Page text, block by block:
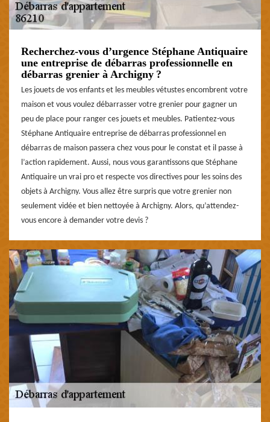
Recherchez-vous d’urgence Stéphane Antiquaire
une entreprise de débarras professionnelle en
débarras grenier à Archigny ?
Les jouets de vos enfants et les meubles vétustes encombrent votre
maison et vous voulez débarrasser votre grenier pour gagner un
peu de place pour ranger ces jouets et meubles. Patientez-vous
Stéphane Antiquaire entreprise de débarras professionnel en
débarras de maison passera chez vous pour le constat et il passe à
l’action rapidement. Aussi, nous vous garantissons que Stéphane
Antiquaire un vrai pro et respecte vos directives pour les soins des
objets à Archigny. Vous allez être surpris que votre grenier non
seulement vidée et bien nettoyée à Archigny. Alors, qu’attendez-
vous encore à demander votre devis ?